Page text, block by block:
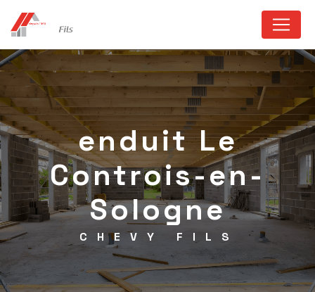
enduit Le
Controis-en-
Sologne
CHEVY FILS